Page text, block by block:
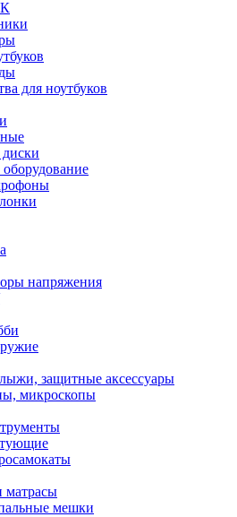
для ноутбуков
напряжения
защитные аксессуары
микроскопы
матрасы
мешки